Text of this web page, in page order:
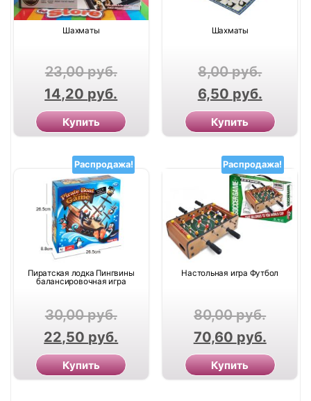
Шахматы
23,00руб.
14,20 руб.
Купить
Шахматы
8,00руб.
6,50 руб.
Купить
Распродажа!
Пиратская лодка Пингвины
балансировочная игра
30,00руб.
22,50 руб.
Купить
Распродажа!
Настольная игра Футбол
80,00руб.
70,60 руб.
Купить